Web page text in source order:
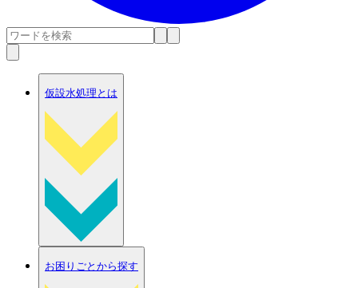
仮設水処理とは
お困りごとから探す